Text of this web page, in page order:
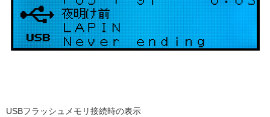
USBフラッシュメモリ接続時の表示